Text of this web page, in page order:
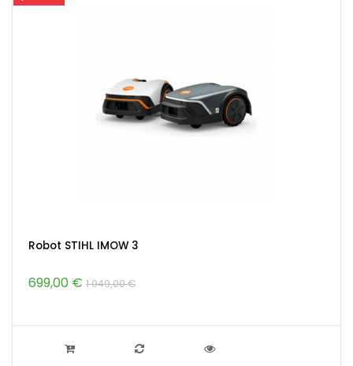
Robot STIHL IMOW 3
699,00 € 1 049,00 €